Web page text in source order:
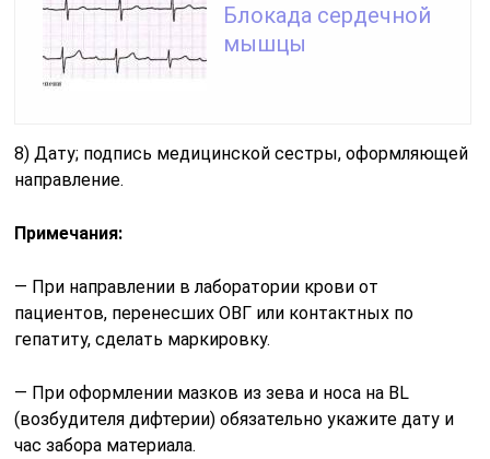
Блокада сердечной
мышцы
8) Дату; подпись медицинской сестры, оформляющей
направление.
Примечания:
— При направлении в лаборатории крови от
пациентов, перенесших ОВГ или контактных по
гепатиту, сделать маркировку.
— При оформлении мазков из зева и носа на BL
(возбудителя дифтерии) обязательно укажите дату и
час забора материала.